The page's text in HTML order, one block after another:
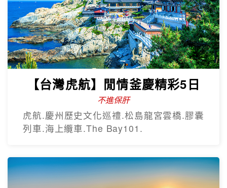
【台灣虎航】閒情釜慶精彩5日
不進保肝